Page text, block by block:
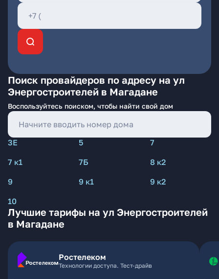
Поиск провайдеров по адресу на ул
Энергостроителей в Магадане
Воспользуйтесь поиском, чтобы найти свой дом
3Е 5
7
7 к1
7Б
8 к2
9
9 к1
9 к2
10
Лучшие тарифы на ул Энергостроителей
в Магадане
Ростелеком
Технологии доступа. Тест-драйв